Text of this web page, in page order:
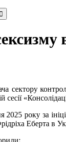
сектору
сесії
2025 року за
Еберта в